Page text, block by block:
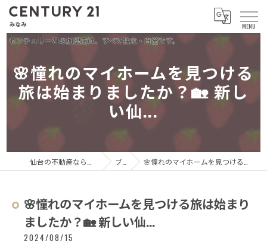
🌸憧れのマイホームを見つける
旅は始まりましたか？🏡 新し
い仙...
ブログ 🌸憧れのマイホームを見つける旅は始まりましたか？🏡 新しい仙...
🌸憧れのマイホームを見つける旅は始まり
ましたか？🏡 新しい仙...
2024/08/15